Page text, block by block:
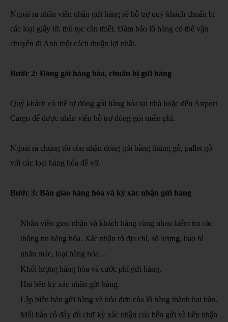
Ngoài ra nhân viên nhận gửi hàng sẽ hỗ trợ quý khách chuẩn bị
các loại giấy tờ, thủ tục cần thiết. Đảm bảo lô hàng có thể vận
chuyển đi Anh một cách thuận lợi nhất.
Bước 2: Đóng gói hàng hóa, chuẩn bị gửi hàng
Quý khách có thể tự đóng gói hàng hóa tại nhà hoặc đến Airport
Cargo để được nhân viên hỗ trợ đóng gói miễn phí.
Ngoài ra chúng tôi còn nhận đóng gói bằng thùng gỗ, pallet gỗ
với các loại hàng hóa dễ vỡ.
Bước 3: Bàn giao hàng hóa và ký xác nhận gửi hàng
Nhân viên giao nhận và khách hàng cùng nhau kiểm tra các
thông tin hàng hóa. Xác nhận rõ địa chỉ, số lượng, bao bì
nhãn mác, loại hàng hóa…
Khối lượng hàng hóa và cước phí gửi hàng.
Hai bên ký xác nhận gửi hàng.
Lập biên bản gửi hàng và hóa đơn của lô hàng thành hai bản.
Mỗi bản có đầy đủ chữ ký xác nhận của bên gửi và bên nhận